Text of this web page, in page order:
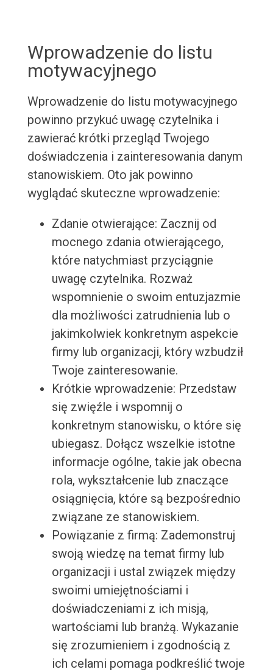
Wprowadzenie do listu
motywacyjnego
Wprowadzenie do listu motywacyjnego
powinno przykuć uwagę czytelnika i
zawierać krótki przegląd Twojego
doświadczenia i zainteresowania danym
stanowiskiem. Oto jak powinno
wyglądać skuteczne wprowadzenie:
Zdanie otwierające: Zacznij od
mocnego zdania otwierającego,
które natychmiast przyciągnie
uwagę czytelnika. Rozważ
wspomnienie o swoim entuzjazmie
dla możliwości zatrudnienia lub o
jakimkolwiek konkretnym aspekcie
firmy lub organizacji, który wzbudził
Twoje zainteresowanie.
Krótkie wprowadzenie: Przedstaw
się zwięźle i wspomnij o
konkretnym stanowisku, o które się
ubiegasz. Dołącz wszelkie istotne
informacje ogólne, takie jak obecna
rola, wykształcenie lub znaczące
osiągnięcia, które są bezpośrednio
związane ze stanowiskiem.
Powiązanie z firmą: Zademonstruj
swoją wiedzę na temat firmy lub
organizacji i ustal związek między
swoimi umiejętnościami i
doświadczeniami z ich misją,
wartościami lub branżą. Wykazanie
się zrozumieniem i zgodnością z
ich celami pomaga podkreślić twoje